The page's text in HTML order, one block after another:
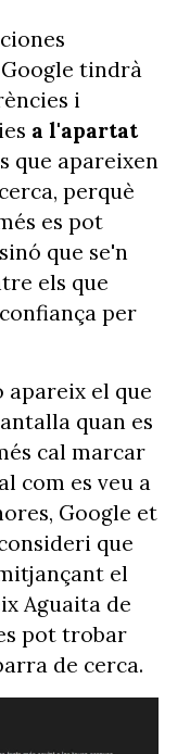
tindrà
i
a l'apartat
que apareixen
perquè
es pot
que se'n
els que
per
apareix el que
quan es
cal marcar
com es veu a
Google et
que
el
Aguaita de
pot trobar
de cerca.